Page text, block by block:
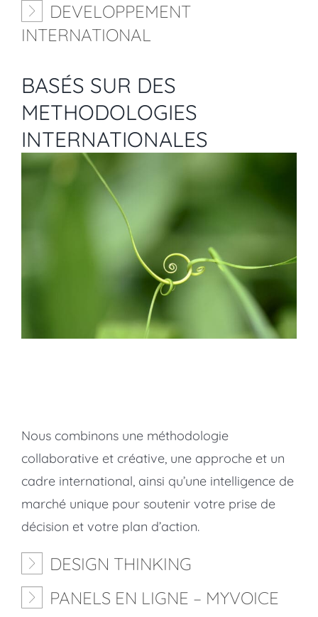
DEVELOPPEMENT
INTERNATIONAL
BASÉS SUR DES
METHODOLOGIES
INTERNATIONALES
Nous combinons une méthodologie
collaborative et créative, une approche et un
cadre international, ainsi qu’une intelligence de
marché unique pour soutenir votre prise de
décision et votre plan d’action.
DESIGN THINKING
PANELS EN LIGNE – MYVOICE